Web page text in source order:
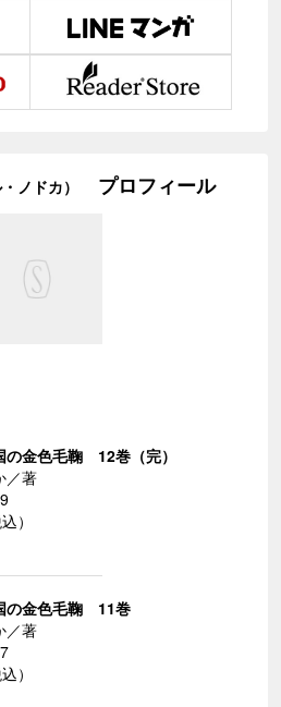
ノドカ） プロフィール
の金色毛鞠 12巻（完）
／著
）
の金色毛鞠 11巻
／著
）